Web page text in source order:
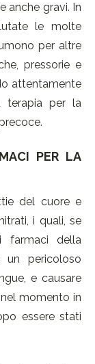
anche gravi. In
le molte
per altre
pressorie e
attentamente
terapia per la
PER LA
del cuore e
i quali, se
farmaci della
un pericoloso
e causare
momento in
essere stati